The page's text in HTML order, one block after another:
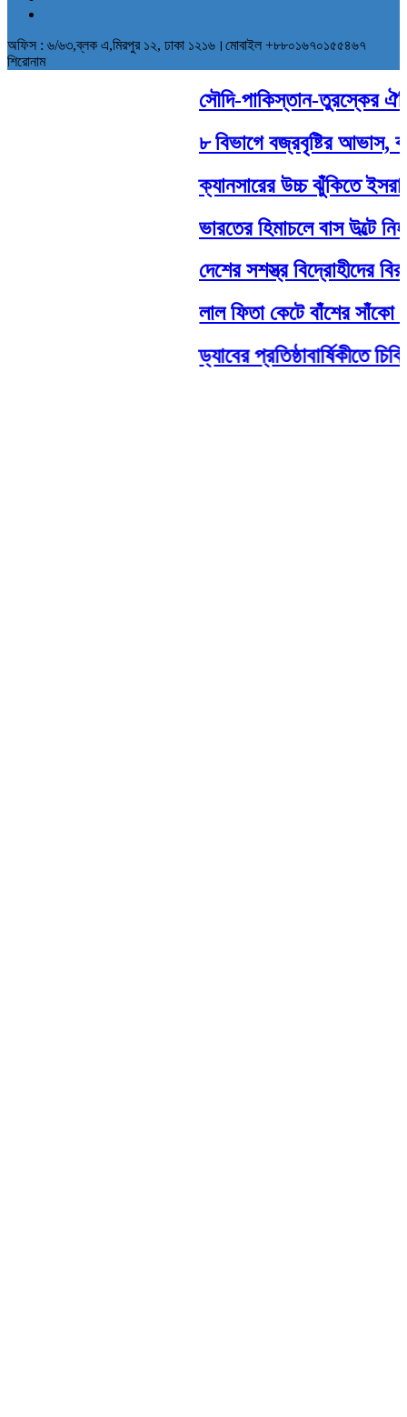
অফিস : ৬/৬৩,ব্লক এ,মিরপুর ১২, ঢাকা ১২১৬।মোবাইল +৮৮০১৬৭০১৫৫৪৬৭
শিরোনাম
সৌদি-পাকিস্তান-তুরস্কের
৮ বিভাগে বজ্রবৃষ্টির আভাস,
ক্যানসারের উচ্চ ঝুঁকিতে
ভারতের হিমাচলে বাস উল্টে
দেশের সশস্ত্র বিদ্রোহীদের
লাল ফিতা কেটে বাঁশের সাঁকো
ড্যাবের প্রতিষ্ঠাবার্ষিকীতে